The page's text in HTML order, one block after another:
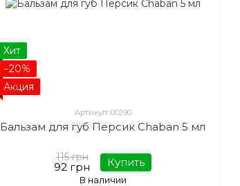
Хит
−20%
Акция
Артикул: 00290
Бальзам для губ Персик Chaban 5 мл
115 грн
92 грн Купить
В наличии